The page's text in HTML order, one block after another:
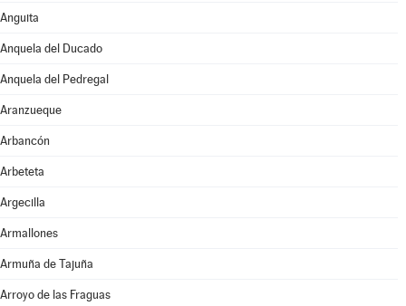
Anguita
Anquela del Ducado
Anquela del Pedregal
Aranzueque
Arbancón
Arbeteta
Argecilla
Armallones
Armuña de Tajuña
Arroyo de las Fraguas